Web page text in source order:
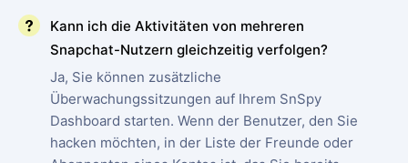
Kann ich die Aktivitäten von mehreren
Snapchat-Nutzern gleichzeitig verfolgen?
Ja, Sie können zusätzliche
Überwachungssitzungen auf Ihrem SnSpy
Dashboard starten. Wenn der Benutzer, den Sie
hacken möchten, in der Liste der Freunde oder